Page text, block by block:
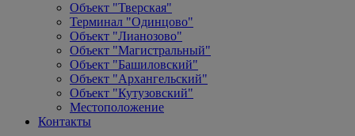
Объект "Тверская"
Терминал "Одинцово"
Объект "Лианозово"
Объект "Магистральный"
Объект "Башиловский"
Объект "Архангельский"
Объект "Кутузовский"
Местоположение
Контакты